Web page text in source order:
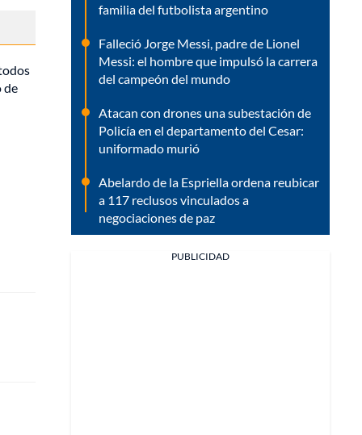
de
familia del futbolista argentino
Falleció Jorge Messi, padre de Lionel
Messi: el hombre que impulsó la carrera
del campeón del mundo
Atacan con drones una subestación de
Policía en el departamento del Cesar:
uniformado murió
Abelardo de la Espriella ordena reubicar
a 117 reclusos vinculados a
negociaciones de paz
PUBLICIDAD